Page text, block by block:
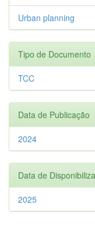
Urban planning
Tipo de Documento
TCC
Data de Publicação
2024
Data de
2025